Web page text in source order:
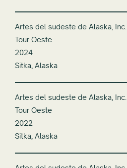
Artes del sudeste de Alaska, Inc.
Tour Oeste
2024
Sitka, Alaska
Artes del sudeste de Alaska, Inc.
Tour Oeste
2022
Sitka, Alaska